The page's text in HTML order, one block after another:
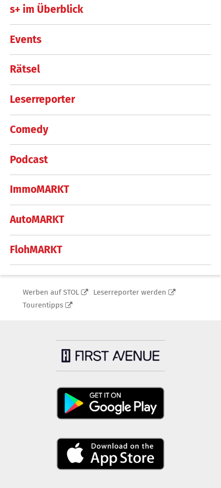
s+ im Überblick
Events
Rätsel
Leserreporter
Comedy
Podcast
ImmoMARKT
AutoMARKT
FlohMARKT
Werben auf STOL
Leserreporter werden
Tourentipps